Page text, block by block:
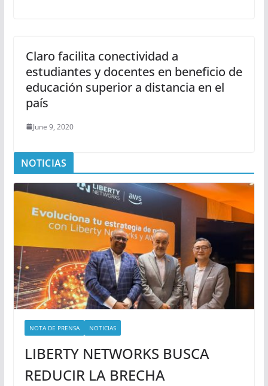
Claro facilita conectividad a
estudiantes y docentes en beneficio de
educación superior a distancia en el
país
June 9, 2020
NOTICIAS
NOTA DE PRENSA NOTICIAS
LIBERTY NETWORKS BUSCA
REDUCIR LA BRECHA